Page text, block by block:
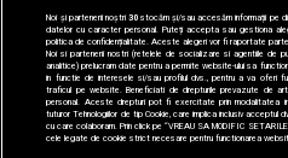
Noi și partenerii noștri30stocăm și/sau accesăm informații pe
datelor cu caracter personal. Puteți accepta sau gestiona
politica de confidențialitate. Aceste alegeri vor fi raportate
Noi si partenerii nostri (retelele de socializare si agentiile de
analitice) prelucram date pentru a permite website-ului sa
in functie de interesele si/sau profilul dvs., pentru a va oferi
traficul pe website. Beneficiati de drepturile prevazute de
personal. Aceste drepturi pot fi exercitate prin modalitatea
tuturor Tehnologiilor de tip Cookie, care implica inclusiv
cu care colaboram. Prin click pe “VREAU SA MODIFIC
cele legate de cookie strict necesare pentru functionarea